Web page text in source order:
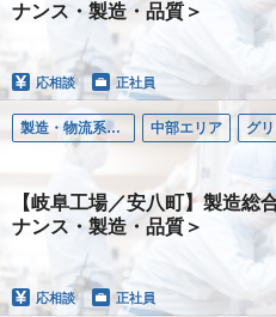
ナンス・製造・品質＞
応相談 正社員
製造・物流系職種 中部エリア
【岐阜工場／安八町】製造総
ナンス・製造・品質＞
応相談 正社員